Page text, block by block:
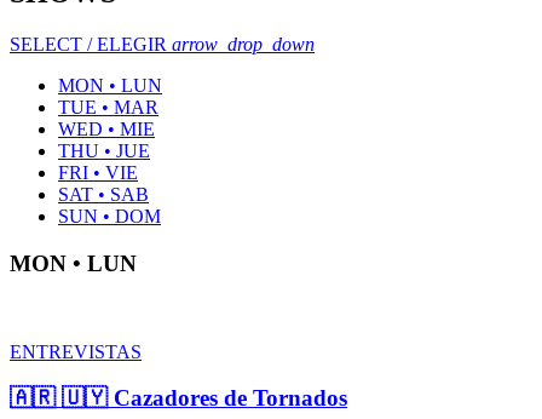
SELECT / ELEGIR arrow_drop_down
MON • LUN
TUE • MAR
WED • MIE
THU • JUE
FRI • VIE
SAT • SAB
SUN • DOM
MON • LUN
ENTREVISTAS
🇦🇷 🇺🇾 Cazadores de Tornados